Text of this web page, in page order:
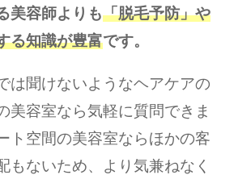
美容師よりも「脱毛予防」や
る知識が豊富です。
は聞けないようなヘアケアの
美容室なら気軽に質問できま
ト空間の美容室ならほかの客
もないため、より気兼ねなく